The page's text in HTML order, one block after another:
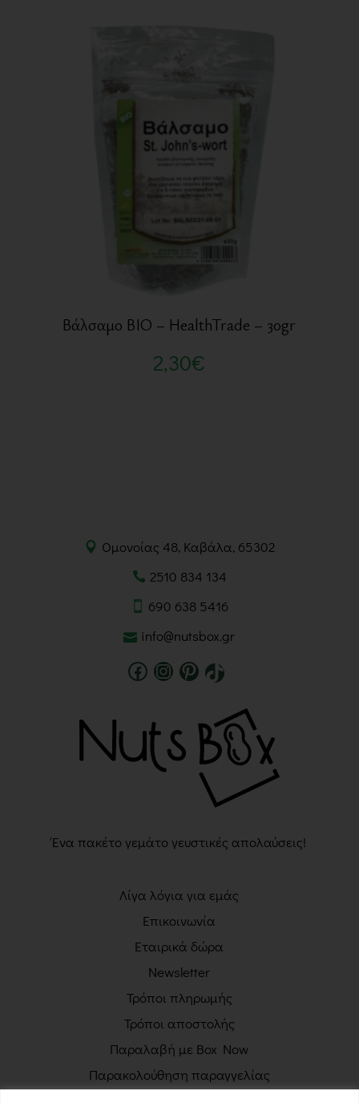
Βάλσαμο BIO – HealthTrade – 30gr
2,30€
Ομονοίας 48, Καβάλα, 65302
2510 834 134
690 638 5416
info@nutsbox.gr
Ένα πακέτο γεμάτο γευστικές απολαύσεις!
Λίγα λόγια για εμάς
Επικοινωνία
Εταιρικά δώρα
Newsletter
Τρόποι πληρωμής
Τρόποι αποστολής
Παραλαβή με Box Now
Παρακολούθηση παραγγελίας